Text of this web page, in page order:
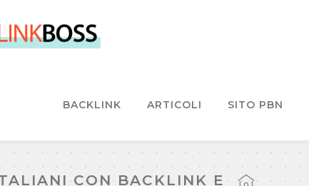
BACKLINK ARTICOLI SITO PBN
CON BACKLINK E